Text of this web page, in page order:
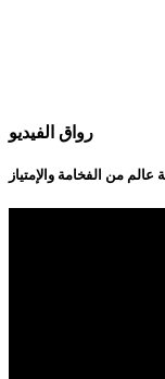
رواق الفيديو
عالم من الفخامة والإمتياز